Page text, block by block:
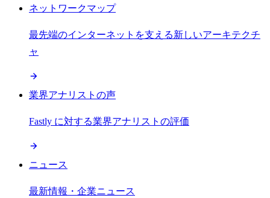
ネットワークマップ
最先端のインターネットを支える新しいアーキテクチ
ャ
業界アナリストの声
Fastly に対する業界アナリストの評価
ニュース
最新情報・企業ニュース